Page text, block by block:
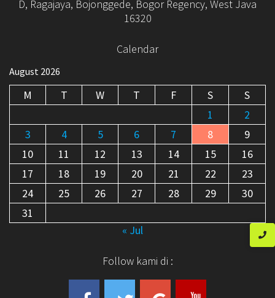
D, Ragajaya, Bojonggede, Bogor Regency, West Java
16320
Calendar
August 2026
M T W T F S
S
1
2
3
4 5 6 7 8
9
10
11 12 13 14 15
16
17
18 19 20 21 22
23
24
25 26 27 28 29
30
31
« Jul
Follow kami di :